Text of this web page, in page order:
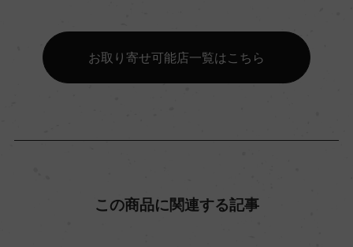
コンクール入賞歴
海外ワイン専門誌評価歴
お取り寄せ可能店一覧はこちら
この商品に関連する記事